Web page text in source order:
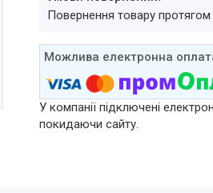
повернення товару протягом
У компанії підключені
покидаючи сайту.